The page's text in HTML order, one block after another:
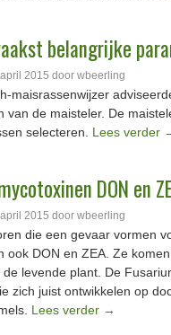
belangrijke
2015 door wbeerling
maisrassenwijzer
van de maisteler. De
selecteren. Lees verder
DON en
2015 door wbeerling
die een gevaar vormen
ook DON en ZEA. Ze
levende plant. De
zich juist ontwikkelen op
Lees verder →